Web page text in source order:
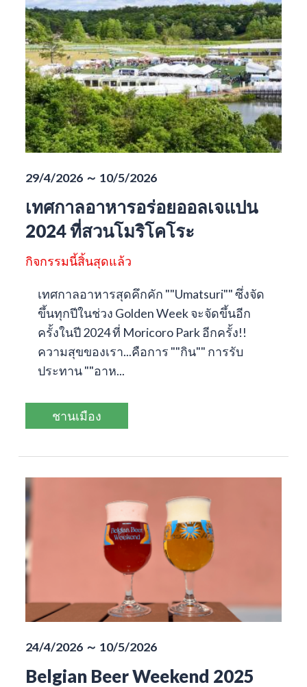
29/4/2026 ～ 10/5/2026
เทศกาลอาหารอร่อยออลเจแปน
2024 ที่สวนโมริโคโระ
กิจกรรมนี้สิ้นสุดแล้ว
เทศกาลอาหารสุดคึกคัก ""Umatsuri"" ซึ่งจัด
ขึ้นทุกปีในช่วง Golden Week จะจัดขึ้นอีก
ครั้งในปี 2024 ที่ Moricoro Park อีกครั้ง!!
ความสุขของเรา...คือการ ""กิน"" การรับ
ประทาน ""อาห...
ชานเมือง
24/4/2026 ～ 10/5/2026
Belgian Beer Weekend 2025